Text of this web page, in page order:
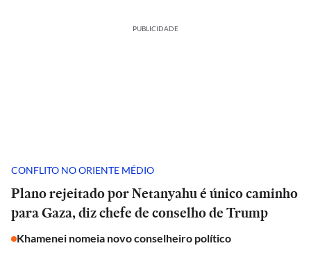
PUBLICIDADE
CONFLITO NO ORIENTE MÉDIO
Plano rejeitado por Netanyahu é único caminho
para Gaza, diz chefe de conselho de Trump
Khamenei nomeia novo conselheiro político